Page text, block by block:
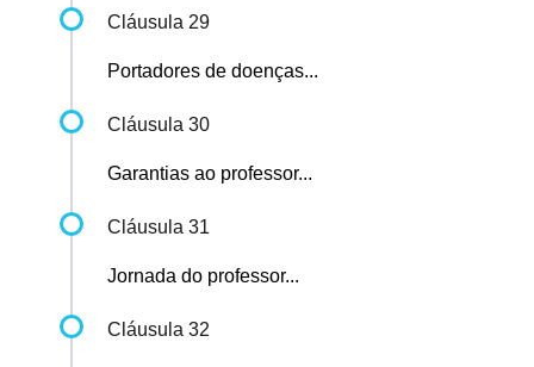
Cláusula 29
Portadores de doenças...
Cláusula 30
Garantias ao professor...
Cláusula 31
Jornada do professor...
Cláusula 32